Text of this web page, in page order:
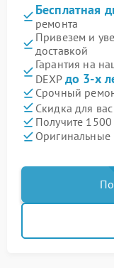
Бесплатная
ремонта
Привезем и
доставкой
Гарантия на
DEXP до 3-х
Срочный
Скидка для
Получите
Оригинальные